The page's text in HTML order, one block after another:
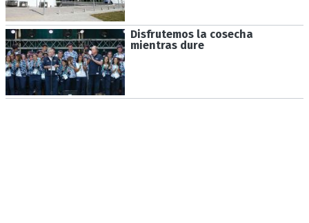
Disfrutemos la cosecha
mientras dure